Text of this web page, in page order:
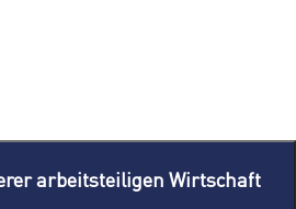
arbeitsteiligen Wirtschaft